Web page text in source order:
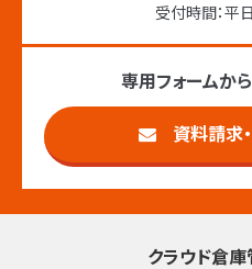
受付時間：平
専用フォームか
資料請求
クラウド倉